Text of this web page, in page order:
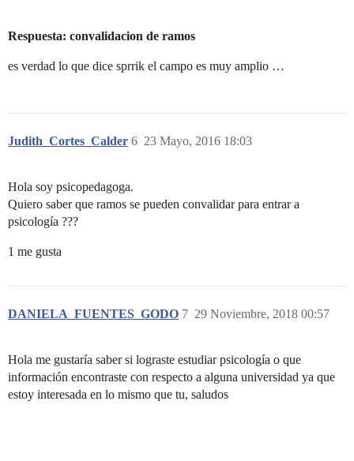
Respuesta: convalidacion de ramos
es verdad lo que dice sprrik el campo es muy amplio …
Judith_Cortes_Calder 23 Mayo, 2016 18:03
6
Hola soy psicopedagoga.
Quiero saber que ramos se pueden convalidar para entrar a
psicología ???
1 me gusta
DANIELA_FUENTES_GODO 29 Noviembre, 2018 00:57
7
Hola me gustaría saber si lograste estudiar psicología o que
información encontraste con respecto a alguna universidad ya que
estoy interesada en lo mismo que tu, saludos